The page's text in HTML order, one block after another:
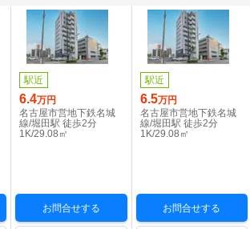
駅近
6.4万円
名古屋市営地下鉄名城
線/堀田駅 徒歩2分
1K/29.08㎡
お問合せする
駅近
6.5万円
名古屋市営地下鉄名城
線/堀田駅 徒歩2分
1K/29.08㎡
お問合せする